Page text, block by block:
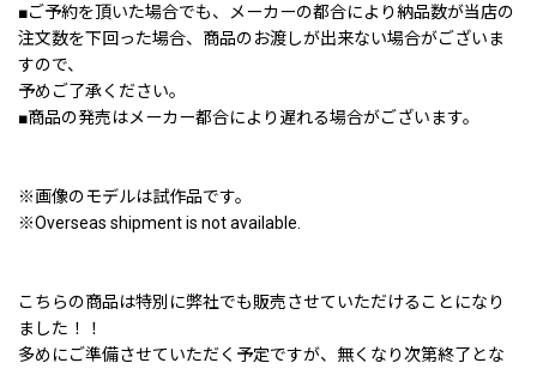
■ご予約を頂いた場合でも、メーカーの都合により納品数が当店の
注文数を下回った場合、商品のお渡しが出来ない場合がございま
すので、
予めご了承ください。
■商品の発売はメーカー都合により遅れる場合がございます。
※画像のモデルは試作品です。
※Overseas shipment is not available.
こちらの商品は特別に弊社でも販売させていただけることになり
ました！！
多めにご準備させていただく予定ですが、無くなり次第終了とな